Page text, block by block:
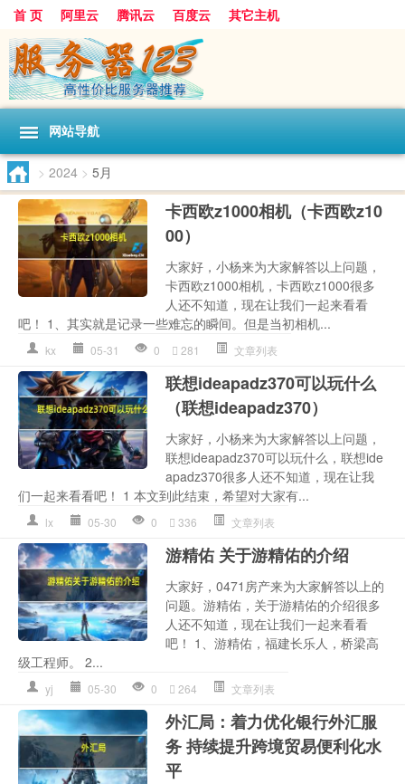
首 页 阿里云 腾讯云 百度云 其它主机
网站导航
> 2024 > 5月
卡西欧z1000相机（卡西欧z10
00）
大家好，小杨来为大家解答以上问题，
卡西欧z1000相机，卡西欧z1000很多
人还不知道，现在让我们一起来看看
吧！ 1、其实就是记录一些难忘的瞬间。但是当初相机...
kx 05-31 0 281 文章列表
联想ideapadz370可以玩什么
（联想ideapadz370）
大家好，小杨来为大家解答以上问题，
联想ideapadz370可以玩什么，联想ide
apadz370很多人还不知道，现在让我
们一起来看看吧！ 1 本文到此结束，希望对大家有...
lx 05-30 0 336 文章列表
游精佑 关于游精佑的介绍
大家好，0471房产来为大家解答以上的
问题。游精佑，关于游精佑的介绍很多
人还不知道，现在让我们一起来看看
吧！ 1、游精佑，福建长乐人，桥梁高
级工程师。 2...
yj 05-30 0 264 文章列表
外汇局：着力优化银行外汇服
务 持续提升跨境贸易便利化水
平